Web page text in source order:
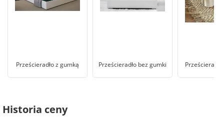
Prześcieradło z gumką Prześcieradło bez gumki
Historia ceny